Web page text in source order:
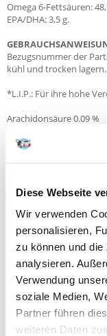
Diese Webseite
Wir verwenden
personalisieren,
zu können und
analysieren.
Verwendung
soziale Medien,
Partner führen
weiteren Daten
Omega 6-Fettsäuren:
EPA/DHA: 3,5 g.
Bezugsnummer der
kühl und trocken lagern.
*L.I.P.: Für ihre hohe
Arachidonsäure0.09%
Biotin
Diätetische Fasern12.0
Eisen208.0mg/kg
Fettgehalt20.0%
Feuchtigkeit 5.5%
Folsäure 12.9 mg/kg
Glukosamin +
Glukosaminchlorid495.0
Jod 4.4 mg/kg
Kalium0.8 %
Kalzium 1.0 %
Kupfer15.0mg/kg